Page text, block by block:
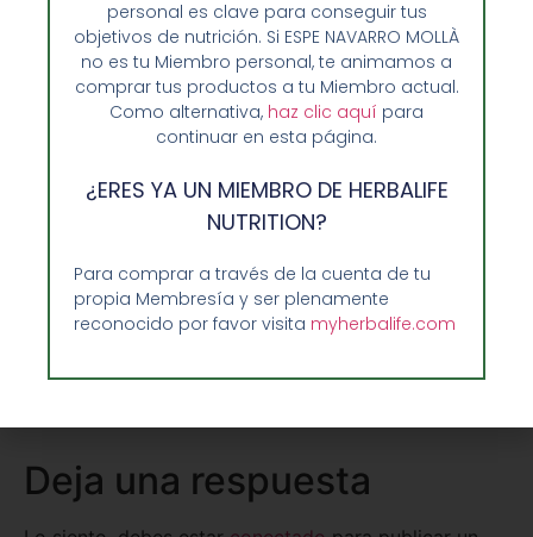
informaremos sin compromiso sobre nuestro
método.
Pinterest LinkedIn
Deja una respuesta
personal es clave para conseguir tus
objetivos de nutrición. Si ESPE NAVARRO MOLLÀ
no es tu Miembro personal, te animamos a
comprar tus productos a tu Miembro actual.
Como alternativa, haz clic aquí para
continuar en esta página.
¿ERES YA UN MIEMBRO DE HERBALIFE
NUTRITION?
Para comprar a través de la cuenta de tu
propia Membresía y ser plenamente
reconocido por favor visita myherbalife.com